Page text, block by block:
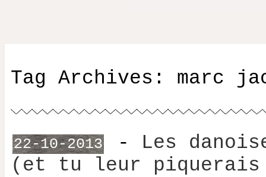
Tag Archives: marc
22-10-2013 - Les
(et tu leur piquerais